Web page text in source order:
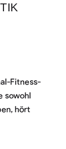
Fitness-
sowohl
hört